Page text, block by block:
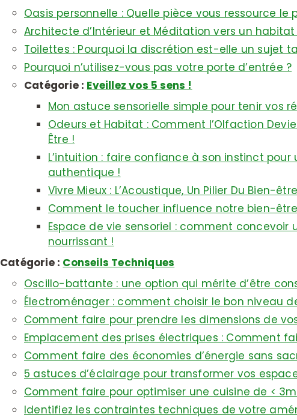
Oasis personnelle : Quelle pièce vous ressource le
Architecte d’Intérieur et Méditation vers un habitat
Toilettes : Pourquoi la discrétion est-elle un sujet
Pourquoi n’utilisez-vous pas votre porte d’entrée ?
Catégorie : Eveillez vos 5 sens !
Mon astuce sensorielle simple pour tenir vos
Odeurs et Habitat : Comment l’Olfaction
Être !
L’intuition : faire confiance à son instinct
authentique !
Vivre Mieux : L’Acoustique, Un Pilier Du Bien-
Comment le toucher influence notre bien-
Espace de vie sensoriel : comment concevoir
nourrissant !
Catégorie : Conseils Techniques
Oscillo-battante : une option qui mérite d’être
Électroménager : comment choisir le bon niveau
Comment faire pour prendre les dimensions de
Emplacement des prises électriques : Comment
Comment faire des économies d’énergie sans
5 astuces d’éclairage pour transformer vos
Comment faire pour optimiser une cuisine de <
Identifiez les contraintes techniques de votre